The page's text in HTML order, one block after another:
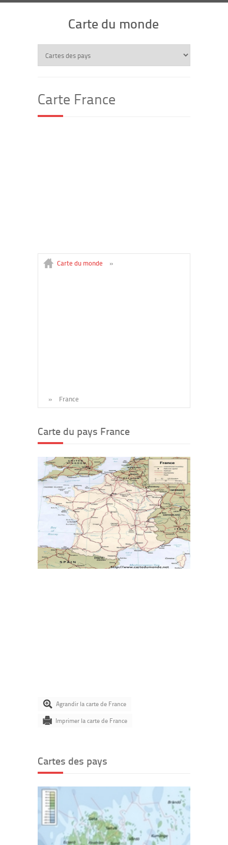
Carte du monde
Carte France
Carte du monde »
» France
Carte du pays France
Agrandir la carte de France
Imprimer la carte de France
Cartes des pays